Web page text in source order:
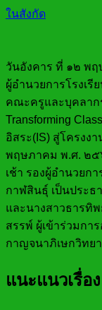
ในสังกัด
วันอังคาร ที่ ๑๒ พ
ผู้อำนวยการโรงเ
คณะครูและบุคลาก
Transforming
อิสระ(IS) สู่โครงง
พฤษภาคม พ.ศ. ๒๕
เช้า รองผู้อำนวยก
กาฬสินธุ์ เป็นประ
และนางสาวธารทิ
สรรพ์ ผู้เข้าร่วมกา
กาญจนาภิเษกวิทย
แนะแนวเรื่อง